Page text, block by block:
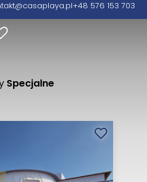
+48 576 153 703
Hiszpania - Casa Playa
słońcem –
153 703
Specjalne